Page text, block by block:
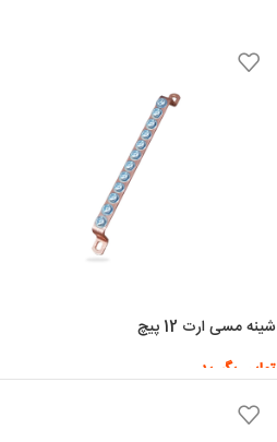
شینه مسی ارت 12 پیچ
تماس بگیرید
اطلاعات بیشتر